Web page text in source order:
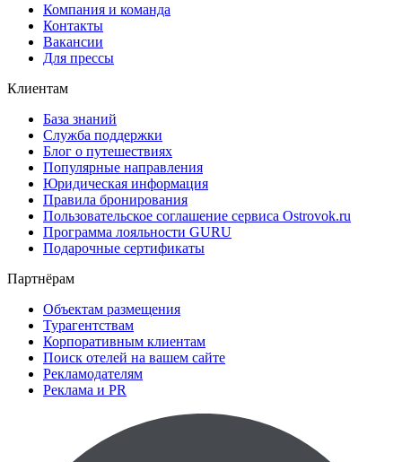
Компания и команда
Контакты
Вакансии
Для прессы
Клиентам
База знаний
Служба поддержки
Блог о путешествиях
Популярные направления
Юридическая информация
Правила бронирования
Пользовательское соглашение сервиса Ostrovok.ru
Программа лояльности GURU
Подарочные сертификаты
Партнёрам
Объектам размещения
Турагентствам
Корпоративным клиентам
Поиск отелей на вашем сайте
Рекламодателям
Реклама и PR